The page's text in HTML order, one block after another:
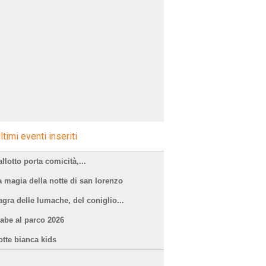
eventi inseriti
porta comicità,...
magia della notte di san lorenzo
delle lumache, del coniglio...
al parco 2026
bianca kids